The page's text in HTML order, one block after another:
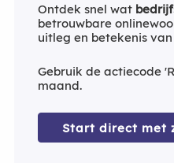
Ontdek snel wat
betrouwbare
uitleg en betekenis van
Gebruik de actiecode
maand.
Start direct met